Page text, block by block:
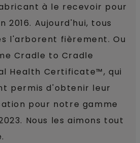
à le recevoir pour
2016. Aujourd'hui, tous
l'arborent fièrement. Ou
Cradle to Cradle
Health Certificate™, qui
permis d'obtenir leur
pour notre gamme
Nous les aimons tout